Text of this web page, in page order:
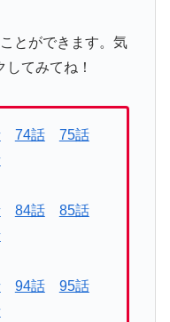
とができます。気
てみてね！
74話
75話
84話
85話
94話
95話